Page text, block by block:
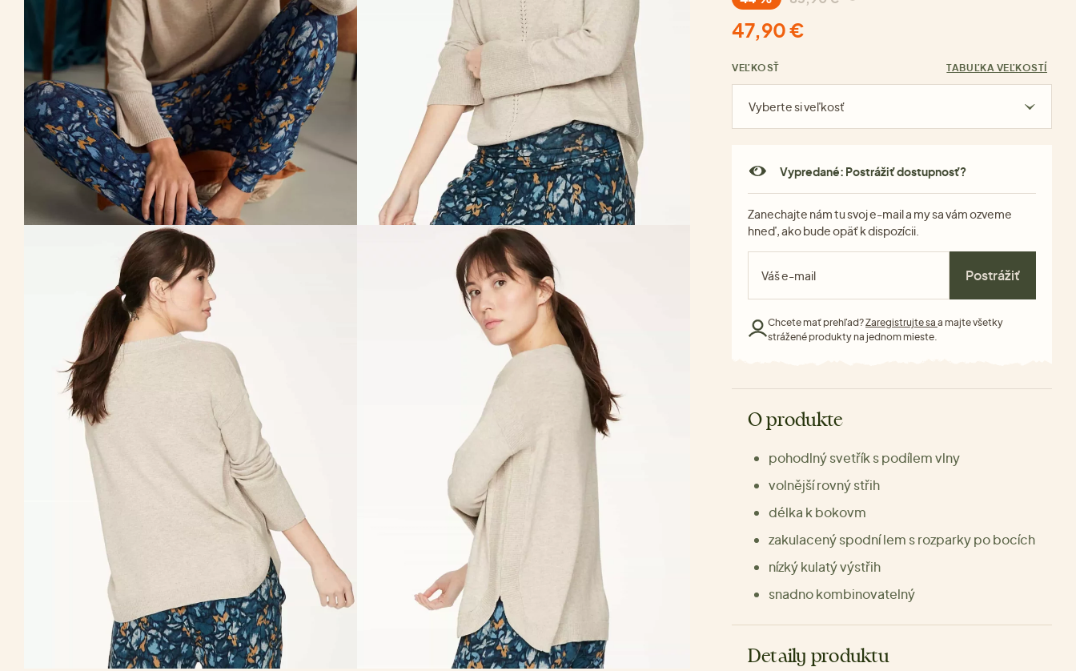
47,90 €
VEĽKOSŤ TABUĽKA VEĽKOSTÍ
Vyberte si veľkosť
Vypredané: Postrážiť dostupnosť?
Zanechajte nám tu svoj e-mail a my sa vám ozveme
hneď, ako bude opäť k dispozícii.
Postrážiť
Chcete mať prehľad?Zaregistrujte sa a majte všetky
strážené produkty na jednom mieste.
O produkte
pohodlný svetřík s podílem vlny
volnější rovný střih
délka k bokovm
zakulacený spodní lem s rozparky po bocích
nízký kulatý výstřih
snadno kombinovatelný
Detaily produktu